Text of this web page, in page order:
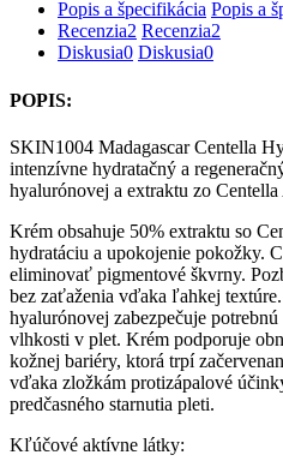
Popis a špecifikácia Popis a
Recenzia2 Recenzia2
Diskusia0 Diskusia0
POPIS:
SKIN1004 Madagascar Centella
intenzívne hydratačný a
hyalurónovej a extraktu zo Centella
Krém obsahuje 50% extraktu so
hydratáciu a upokojenie pokožky.
eliminovať pigmentové škvrny.
bez zaťaženia vďaka ľahkej
hyalurónovej zabezpečuje
vlhkosti v plet. Krém podporuje
kožnej bariéry, ktorá trpí
vďaka zložkám protizápalové
predčasného starnutia pleti.
Kľúčové aktívne látky: